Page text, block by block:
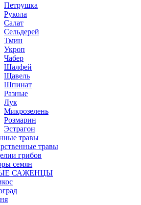
Петрушка
Рукола
Салат
Сельдерей
Тмин
Укроп
Чабер
Шалфей
Щавель
Шпинат
Разные
Лук
Микрозелень
Розмарин
Эстрагон
травы
травы
грибов
семян
САЖЕНЦЫ